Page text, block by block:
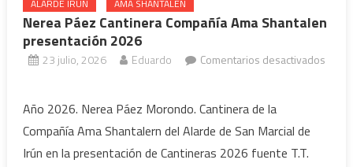
ALARDE IRÚN AMA SHANTALEN
Nerea Páez Cantinera Compañía Ama Shantalen
presentación 2026
23 julio, 2026 Eduardo
Comentarios desactivados
Páez
Cantinera
Compañía
Año 2026. Nerea Páez Morondo. Cantinera de la
Compañía Ama Shantalern del Alarde de San Marcial de
Irún en la presentación de Cantineras 2026 fuente T.T.